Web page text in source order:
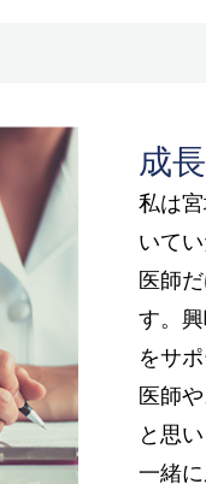
成
私は
いて
医師
す。
をサ
医師
と思い
一緒